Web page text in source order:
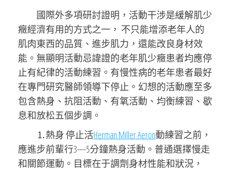
國際外多項研討證明，活動干涉是緩解肌少
癥經濟有用的方式之一， 不只能增添老年人的
肌肉東西的品質、進步肌力，還能改良身材效
能。無顯明活動忌諱證的老年肌少癥患者均應停
止有紀律的活動練習。有慢性病的老年患者最好
在專門研究醫師領導下停止。幻想的活動應至多
包含熱身、抗阻活動、有氧活動、均衡練習、歇
息和放松五個步調。
⒈熱身 停止活Herman Miller Aeron動練習之前，
應進步前輩行3—5分鐘熱身活動。普通選擇慢走
和關節運動。目標在于調劑身材性能和狀況，